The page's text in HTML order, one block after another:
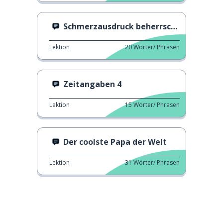
Schmerzausdruck beherrschen
Lektion 20Wörter/ Phrasen
Zeitangaben 4
Lektion 15Wörter/ Phrasen
Der coolste Papa der Welt
Lektion 31Wörter/ Phrasen